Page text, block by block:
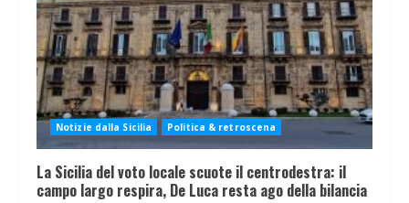
Notizie dalla Sicilia Politica & retroscena
La Sicilia del voto locale scuote il centrodestra: il
campo largo respira, De Luca resta ago della bilancia